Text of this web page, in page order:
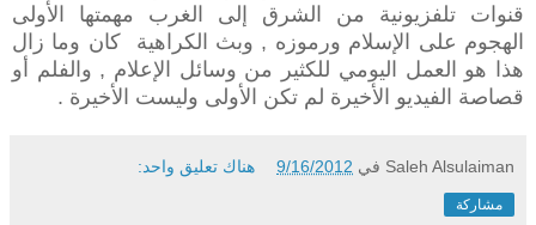
قنوات تلفزيونية من الشرق إلى الغرب مهمتها الأولى
الهجوم على الإسلام ورموزه , وبث الكراهية كان وما زال
هذا هو العمل اليومي للكثير من وسائل الإعلام , والفلم أو
قصاصة الفيديو الأخيرة لم تكن الأولى وليست الأخيرة .
Saleh Alsulaiman في 9/16/2012 هناك تعليق واحد:
مشاركة